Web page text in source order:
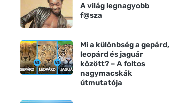
A világ legnagyobb
f@sza
Mi a különbség a gepárd,
leopárd és jaguár
között? – A foltos
nagymacskák
útmutatója